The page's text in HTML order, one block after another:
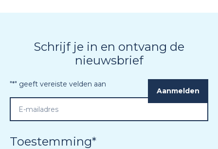
Schrijf je in en ontvang de
nieuwsbrief
"*" geeft vereiste velden aan
Toestemming*